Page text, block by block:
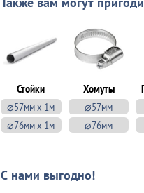
Стойки
⌀57мм х 1м
⌀76мм х 1м
Хомуты
⌀57мм
⌀76мм
С нами выгодно!